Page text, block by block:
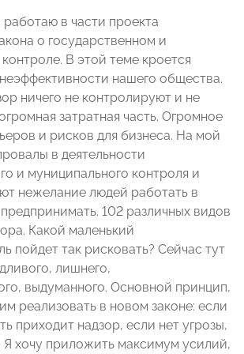
работаю в части проекта
о государственном и
В этой теме кроется
нашего общества.
ничего не контролируют и не
затратная часть. Огромное
и рисков для бизнеса. На мой
в деятельности
и муниципального контроля и
нежелание людей работать в
102 различных видов
Какой маленький
пойдет так рисковать? Сейчас тут
лишнего,
выдуманного. Основной принцип,
реализовать в новом законе: если
приходит надзор, если нет угрозы,
Я хочу приложить максимум усилий,